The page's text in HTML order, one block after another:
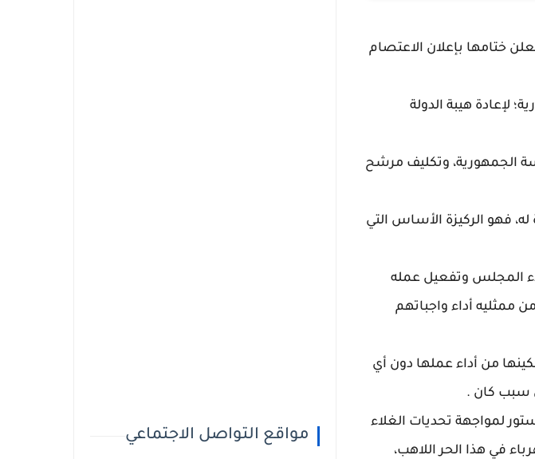
ختامها بإعلان الاعتصام
لإعادة هيبة الدولة
الجمهورية، وتكليف مرشح
فهو الركيزة الأساس التي
المجلس وتفعيل عمله
أداء واجباتهم
من أداء عملها دون أي
سبب كان .
لمواجهة تحديات الغلاء
في هذا الحر اللاهب،
مواقع التواصل الاجتماعي